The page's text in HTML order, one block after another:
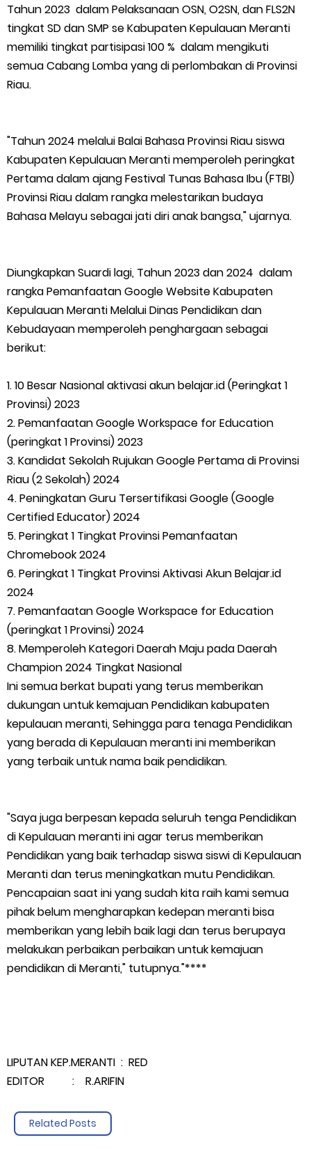
Tahun 2023 dalam Pelaksanaan OSN, O2SN, dan FLS2N
tingkat SD dan SMP se Kabupaten Kepulauan Meranti
memiliki tingkat partisipasi 100 % dalam mengikuti
semua Cabang Lomba yang di perlombakan di Provinsi
Riau.
"Tahun 2024 melalui Balai Bahasa Provinsi Riau siswa
Kabupaten Kepulauan Meranti memperoleh peringkat
Pertama dalam ajang Festival Tunas Bahasa Ibu (FTBI)
Provinsi Riau dalam rangka melestarikan budaya
Bahasa Melayu sebagai jati diri anak bangsa," ujarnya.
Diungkapkan Suardi lagi, Tahun 2023 dan 2024 dalam
rangka Pemanfaatan Google Website Kabupaten
Kepulauan Meranti Melalui Dinas Pendidikan dan
Kebudayaan memperoleh penghargaan sebagai
berikut:
1. 10 Besar Nasional aktivasi akun belajar.id (Peringkat 1
Provinsi) 2023
2. Pemanfaatan Google Workspace for Education
(peringkat 1 Provinsi) 2023
3. Kandidat Sekolah Rujukan Google Pertama di Provinsi
Riau (2 Sekolah) 2024
4. Peningkatan Guru Tersertifikasi Google (Google
Certified Educator) 2024
5. Peringkat 1 Tingkat Provinsi Pemanfaatan
Chromebook 2024
6. Peringkat 1 Tingkat Provinsi Aktivasi Akun Belajar.id
2024
7. Pemanfaatan Google Workspace for Education
(peringkat 1 Provinsi) 2024
8. Memperoleh Kategori Daerah Maju pada Daerah
Champion 2024 Tingkat Nasional
Ini semua berkat bupati yang terus memberikan
dukungan untuk kemajuan Pendidikan kabupaten
kepulauan meranti, Sehingga para tenaga Pendidikan
yang berada di Kepulauan meranti ini memberikan
yang terbaik untuk nama baik pendidikan.
"Saya juga berpesan kepada seluruh tenga Pendidikan
di Kepulauan meranti ini agar terus memberikan
Pendidikan yang baik terhadap siswa siswi di Kepulauan
Meranti dan terus meningkatkan mutu Pendidikan.
Pencapaian saat ini yang sudah kita raih kami semua
pihak belum mengharapkan kedepan meranti bisa
memberikan yang lebih baik lagi dan terus berupaya
melakukan perbaikan perbaikan untuk kemajuan
pendidikan di Meranti," tutupnya."****
LIPUTAN KEP.MERANTI : RED
EDITOR : R.ARIFIN
Related Posts